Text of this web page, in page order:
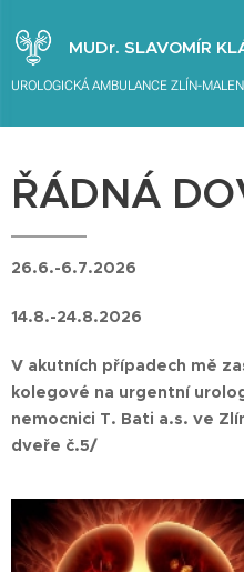
MUDr. SLAVOMÍR
UROLOGICKÁ AMBULANCE ZLÍN-
ŘÁDNÁ
26.6.-6.7.2026
14.8.-24.8.2026
V akutních případech mě
kolegové na urgentní
nemocnici T. Bati a.s. ve
dveře č.5/